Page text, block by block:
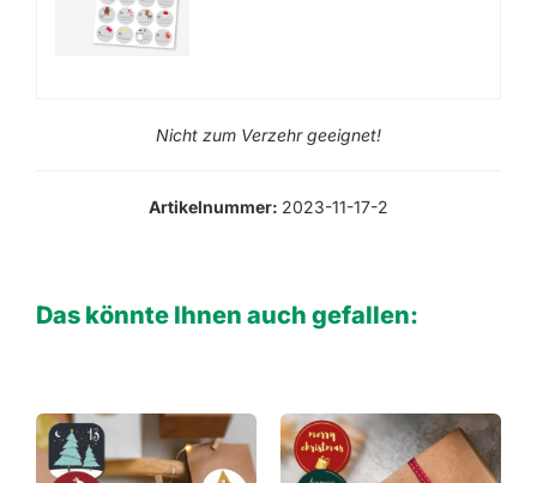
Nicht zum Verzehr geeignet!
Artikelnummer: 2023-11-17-2
Das könnte Ihnen auch gefallen: